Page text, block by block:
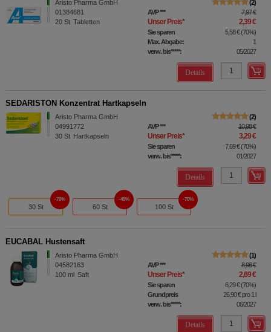
Aristo Pharma GmbH
01384681
20 St Tabletten
2
AVP*** 7,97 €
Unser Preis* 2,39 €
Sie sparen 5,58 €(70%)
Max. Abgabe:
1
verw. bis*****:
05/2027
Details
SEDARISTON Konzentrat Hartkapseln
Aristo Pharma GmbH
04991772
30 St Hartkapseln
2
AVP*** 10,98 €
Unser Preis* 3,29 €
Sie sparen 7,69 €(70%)
verw. bis*****:
01/2027
Details
30 St
70%
60 St
45%
100 St
70%
EUCABAL Hustensaft
Aristo Pharma GmbH
04582163
100 ml Saft
1
AVP*** 8,98 €
Unser Preis* 2,69 €
Sie sparen 6,29 €(70%)
Grundpreis
26,90 €pro 1 l
verw. bis*****:
06/2027
Details